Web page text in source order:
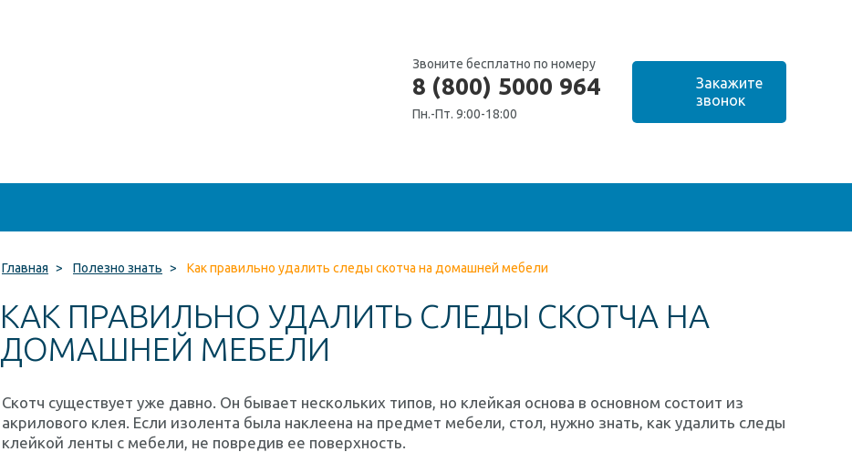
Звоните бесплатно по номеру
8 (800) 5000 964
Пн.-Пт. 9:00-18:00
Главная > Полезно знать > Как правильно удалить следы скотча на домашней мебели
КАК ПРАВИЛЬНО УДАЛИТЬ СЛЕДЫ СКОТЧА НА
ДОМАШНЕЙ МЕБЕЛИ
Скотч существует уже давно. Он бывает нескольких типов, но клейкая основа в основном состоит из
акрилового клея. Если изолента была наклеена на предмет мебели, стол, нужно знать, как удалить следы
клейкой ленты с мебели, не повредив ее поверхность.